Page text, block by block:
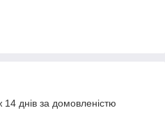
днів за домовленістю